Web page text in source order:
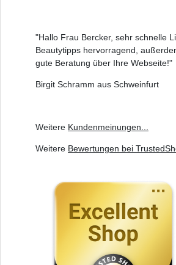
"Hallo Frau Bercker, sehr schnelle
Beautytipps hervorragend,
gute Beratung über Ihre Webseite!"
Birgit Schramm aus Schweinfurt
Weitere Kundenmeinungen
Weitere Bewertungen bei